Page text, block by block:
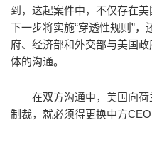
到，这起案件中，不仅存在
下一步将实施“穿透性规则”
府、经济部和外交部与美国
体的沟通。
在双方沟通中，美国向荷
制裁，就必须得更换中方